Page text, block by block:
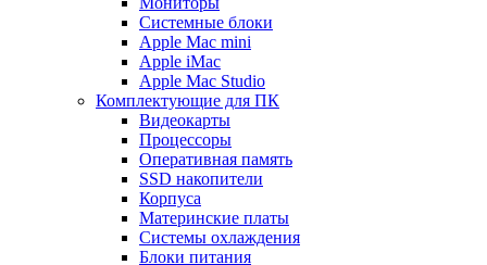
Системные блоки
Apple Mac mini
Apple iMac
Apple Mac Studio
Комплектующие для ПК
Видеокарты
Процессоры
Оперативная память
SSD накопители
Корпуса
Материнские платы
Системы охлаждения
Блоки питания